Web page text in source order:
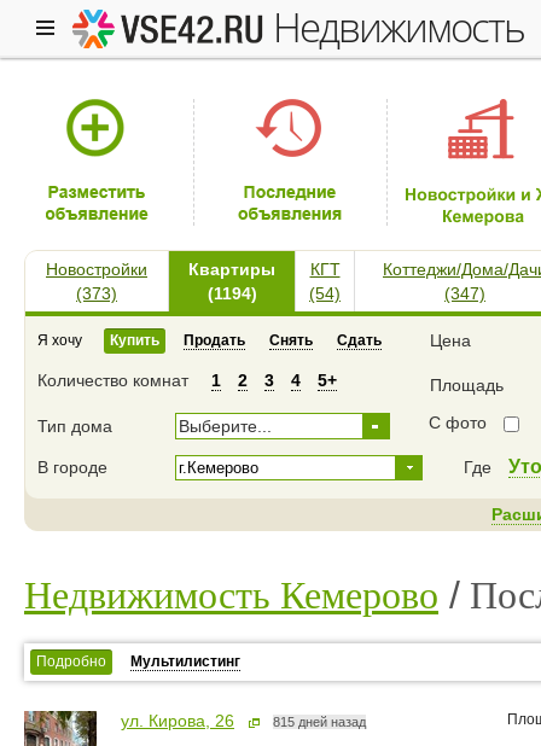
недвижимость
Новостройки
(373)
Квартиры
(1194)
КГТ
(54)
Коттеджи/Дома/
(347)
Я хочу Купить Продать Снять Сдать Цена
Количество комнат 1 2 3 4 5+ Площадь
Тип дома Выберите... С фото
В городе Где
Недвижимость Кемерово
Подробно Мультилистинг
ул. Кирова, 26 815 дней назад